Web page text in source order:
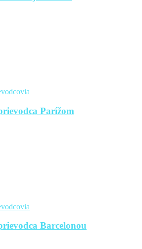
Parížom
Barcelonou